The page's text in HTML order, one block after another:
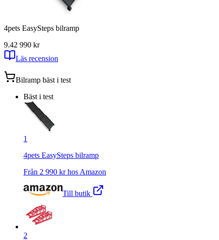
4pets EasySteps bilramp
9.42 990 kr
Läs recension
Bilramp bäst i test
Bäst i test
1
4pets EasySteps bilramp
Från 2 990 kr hos Amazon
Till butik
2